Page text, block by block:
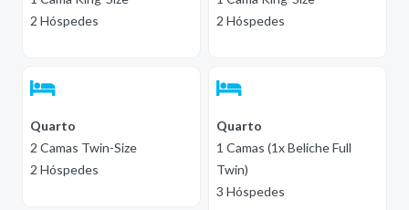
2 Hóspedes
2 Hóspedes
Quarto
2 Camas Twin-Size
2 Hóspedes
Quarto
1 Camas (1x Beliche Full
Twin)
3 Hóspedes